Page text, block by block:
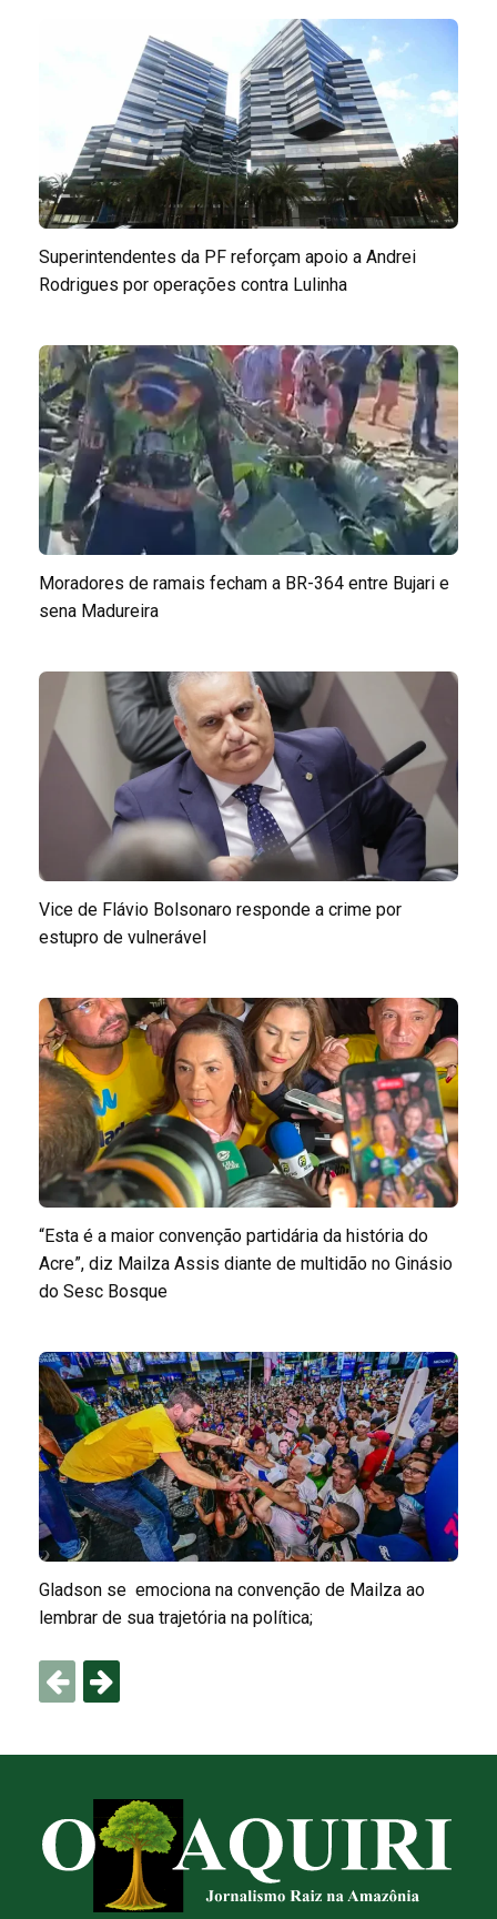
Superintendentes da PF reforçam apoio a Andrei
Rodrigues por operações contra Lulinha
Moradores de ramais fecham a BR-364 entre Bujari e
sena Madureira
Vice de Flávio Bolsonaro responde a crime por
estupro de vulnerável
“Esta é a maior convenção partidária da história do
Acre”, diz Mailza Assis diante de multidão no Ginásio
do Sesc Bosque
Gladson se emociona na convenção de Mailza ao
lembrar de sua trajetória na política;